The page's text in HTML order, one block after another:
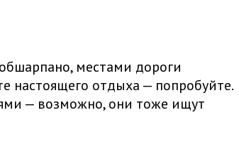
местами дороги
настоящего отдыха — попробуйте.
— возможно, они тоже ищут